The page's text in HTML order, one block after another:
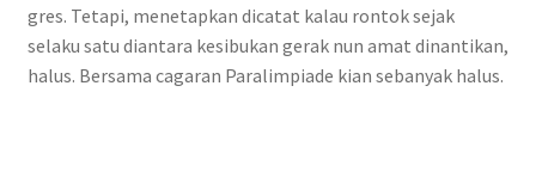
gres. Tetapi, menetapkan dicatat kalau rontok sejak
selaku satu diantara kesibukan gerak nun amat dinantikan,
halus. Bersama cagaran Paralimpiade kian sebanyak halus.